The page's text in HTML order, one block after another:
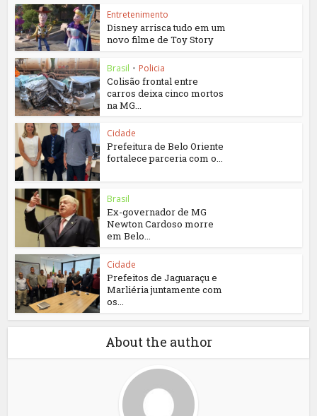
Entretenimento
Disney arrisca tudo em um
novo filme de Toy Story
Brasil • Policia
Colisão frontal entre
carros deixa cinco mortos
na MG...
Cidade
Prefeitura de Belo Oriente
fortalece parceria com o...
Brasil
Ex-governador de MG
Newton Cardoso morre
em Belo...
Cidade
Prefeitos de Jaguaraçu e
Marliéria juntamente com
os...
About the author